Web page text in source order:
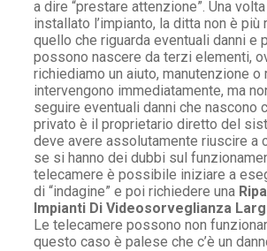
a dire “prestare attenzione”. Una
installato l’impianto, la ditta non è
quello che riguarda eventuali danni e
possono nascere da terzi elementi,
richiediamo un aiuto, manutenzione
intervengono immediatamente, ma
seguire eventuali danni che nascono
privato è il proprietario diretto del
deve avere assolutamente riuscire a
se si hanno dei dubbi sul
telecamere è possibile iniziare a
di “indagine” e poi richiedere una
Impianti Di Videosorveglianza
Le telecamere possono non
questo caso è palese che c’è un